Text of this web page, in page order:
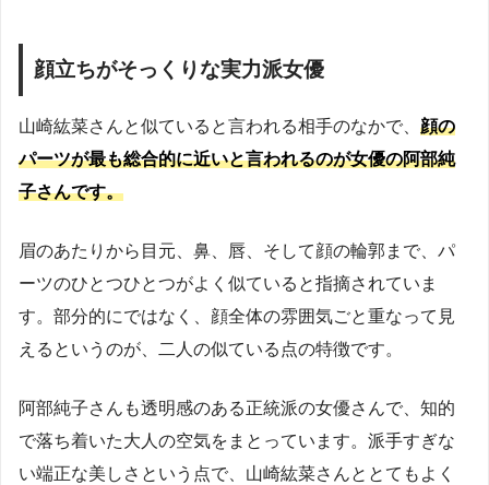
顔立ちがそっくりな実力派女優
山崎紘菜さんと似ていると言われる相手のなかで、 顔の
パーツが最も総合的に近いと言われるのが女優の阿部純
子さんです。
眉のあたりから目元、鼻、唇、そして顔の輪郭まで、パ
ーツのひとつひとつがよく似ていると指摘されていま
す。部分的にではなく、顔全体の雰囲気ごと重なって見
えるというのが、二人の似ている点の特徴です。
阿部純子さんも透明感のある正統派の女優さんで、知的
で落ち着いた大人の空気をまとっています。派手すぎな
い端正な美しさという点で、山崎紘菜さんととてもよく